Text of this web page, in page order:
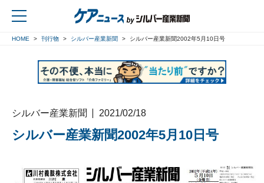
HOME 刊行物 シルバー産業新聞 シルバー産業新聞2002年5月10日号
シルバー産業新聞 2021/02/18
シルバー産業新聞2002年5月10日号